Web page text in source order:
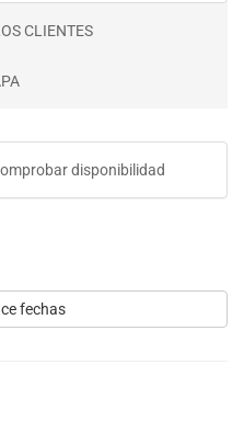
CLIENTES
disponibilidad
fechas